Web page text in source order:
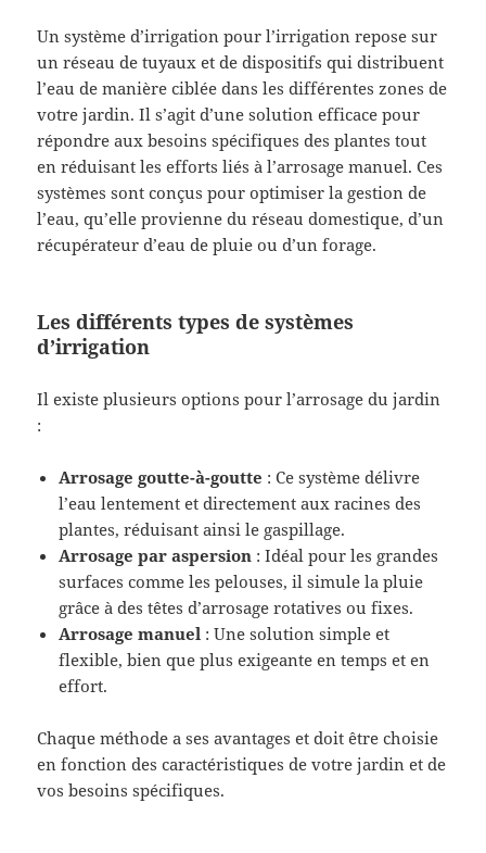
Un système d’irrigation pour l’irrigation repose sur
un réseau de tuyaux et de dispositifs qui distribuent
l’eau de manière ciblée dans les différentes zones de
votre jardin. Il s’agit d’une solution efficace pour
répondre aux besoins spécifiques des plantes tout
en réduisant les efforts liés à l’arrosage manuel. Ces
systèmes sont conçus pour optimiser la gestion de
l’eau, qu’elle provienne du réseau domestique, d’un
récupérateur d’eau de pluie ou d’un forage.
Les différents types de systèmes
d’irrigation
Il existe plusieurs options pour l’arrosage du jardin
:
Arrosage goutte-à-goutte : Ce système délivre
l’eau lentement et directement aux racines des
plantes, réduisant ainsi le gaspillage.
Arrosage par aspersion : Idéal pour les grandes
surfaces comme les pelouses, il simule la pluie
grâce à des têtes d’arrosage rotatives ou fixes.
Arrosage manuel : Une solution simple et
flexible, bien que plus exigeante en temps et en
effort.
Chaque méthode a ses avantages et doit être choisie
en fonction des caractéristiques de votre jardin et de
vos besoins spécifiques.